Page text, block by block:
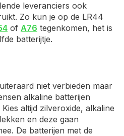
leveranciers ook
Zo kun je op de LR44
of A76 tegenkomen, het is
batterijtje.
niet verbieden maar
alkaline batterijen
altijd zilveroxide, alkaline
en deze gaan
De batterijen met de